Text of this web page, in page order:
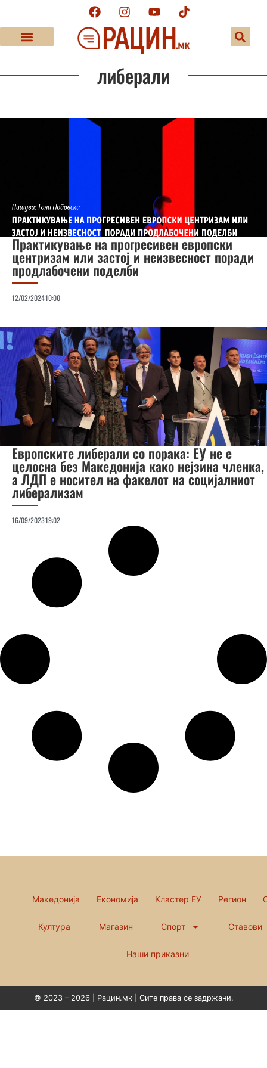
либерали
Практикување на прогресивен европски
центризам или застој и неизвесност поради
продлабочени поделби
12/02/202410:00
Европските либерали со порака: ЕУ не е
целосна без Македонија како нејзина членка,
а ЛДП е носител на факелот на социјалниот
либерализам
16/09/202319:02
Македонија Економија Кластер ЕУ Регион
Култура Магазин Спорт Ставови
Наши приказни
© 2023 – 2026 | Рацин.мк | Сите права се задржани.